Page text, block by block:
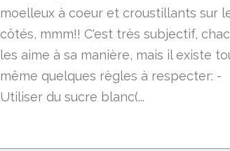
moelleux à coeur et croustillants sur
côtés, mmm!! C'est très subjectif,
les aime à sa manière, mais il existe
même quelques règles à respecter: -
Utiliser du sucre blanc(...